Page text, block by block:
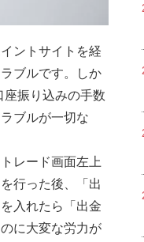
ントサイトを経
ブルです。しか
振り込みの手数
ブルが一切な
レード画面左上
行った後、「出
入れたら「出金
に大変な労力が